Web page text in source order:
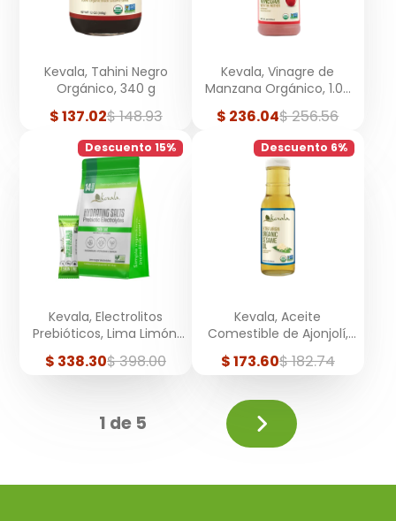
Kevala, Tahini Negro
Orgánico, 340 g
Precio
venta
$ 137.02Precio
regular
$ 148.93
Kevala, Vinagre de
Manzana Orgánico, 1.03
Litros
Precio
venta
$ 236.04Precio
regular
$ 256.56
Descuento 15%
Kevala, Electrolitos
Prebióticos, Lima Limón,
Precio
de
$ 338.30Precio
regular
$ 398.00
Descuento 6%
Kevala, Aceite
Comestible de Ajonjolí,
236 ml
Precio
de
$ 173.60Precio
regular
$ 182.74
1 de 5 Siguiente
página